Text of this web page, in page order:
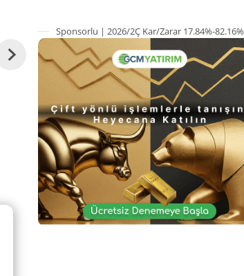
Sponsorlu | 2026/2Ç Kar/Zarar 17.84%-82.16%